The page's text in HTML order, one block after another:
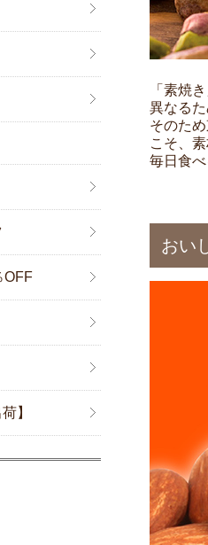
「素焼
異なる
そのた
こそ、
毎日食
おい
OFF
】